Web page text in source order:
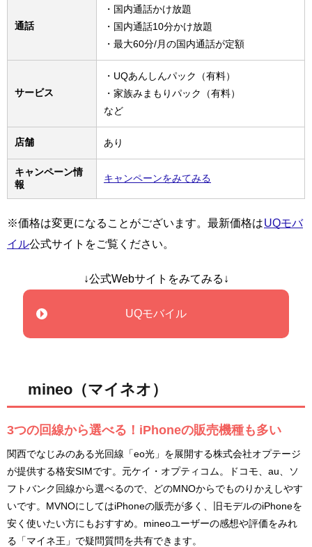
通話
・国内通話かけ放題
・国内通話10分かけ放題
・最大60分/月の国内通話が定額
サービス
・UQあんしんパック（有料）
・家族みまもりパック（有料）
など
店舗 あり
キャンペーン情
報
キャンペーンをみてみる
※価格は変更になることがございます。最新価格はUQモバ
イル公式サイトをご覧ください。
↓公式Webサイトをみてみる↓
UQモバイル
mineo（マイネオ）
3つの回線から選べる！iPhoneの販売機種も多い
関西でなじみのある光回線「eo光」を展開する株式会社オプテージ
が提供する格安SIMです。元ケイ・オプティコム。ドコモ、au、ソ
フトバンク回線から選べるので、どのMNOからでものりかえしやす
いです。MVNOにしてはiPhoneの販売が多く、旧モデルのiPhoneを
安く使いたい方にもおすすめ。mineoユーザーの感想や評価をみれ
る「マイネ王」で疑問質問を共有できます。